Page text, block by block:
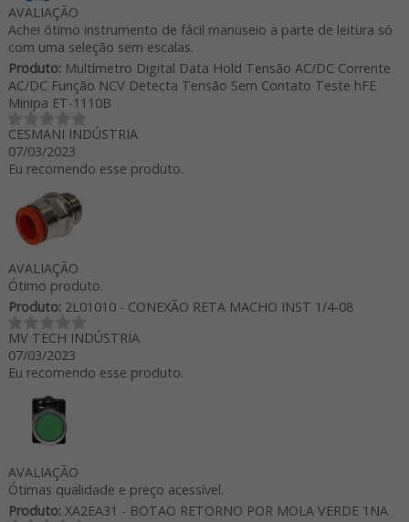
AVALIAÇÃO
Achei ótimo instrumento de fácil manuseio a parte de leitura só
com uma seleção sem escalas.
Produto:Multímetro Digital Data Hold Tensão AC/DC Corrente
AC/DC Função NCV Detecta Tensão Sem Contato Teste hFE
Minipa ET-1110B
CESMANI INDÚSTRIA
07/03/2023
Eu recomendo esse produto.
AVALIAÇÃO
Ótimo produto.
Produto:2L01010 - CONEXÃO RETA MACHO INST 1/4-08
MV TECH INDÚSTRIA
07/03/2023
Eu recomendo esse produto.
AVALIAÇÃO
Ótimas qualidade e preço acessível.
Produto:XA2EA31 - BOTAO RETORNO POR MOLA VERDE 1NA